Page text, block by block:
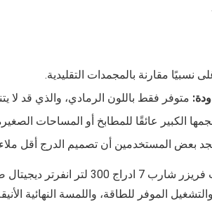
نسبيًا مقارنة بالمجمدات التقليدية.
متوفر فقط باللون الرمادي، والذي قد لا
الكبير عائقًا للمطابخ أو المساحات
بعض المستخدمين أن تصميم الدرج أقل
في الختام فإن ديب فريزر شارب
الموفر للطاقة، واللمسة النهائية